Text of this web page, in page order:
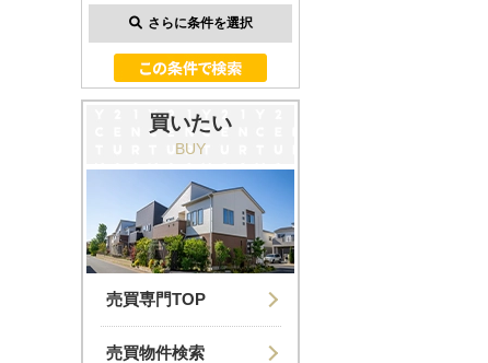
さらに条件を選択
買いたい
BUY
売買専門TOP
売買物件検索